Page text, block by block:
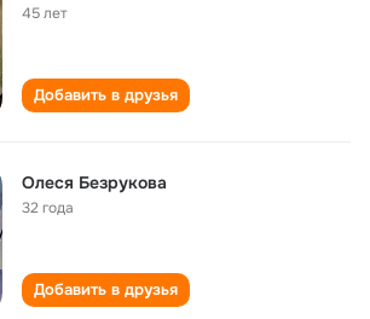
45 лет
Добавить в друзья
Олеся Безрукова
32 года
Добавить в друзья